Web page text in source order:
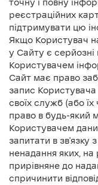
точну і повну
реєстраційних
підтримувати цю
Якщо Користувач
у Сайту є
Користувачем
Сайт має право
запис Користувача
своїх служб (або
право в будь-який
Користувачем
запитати в зв'язку
ненадання яких,
прирівняне до
спричинити